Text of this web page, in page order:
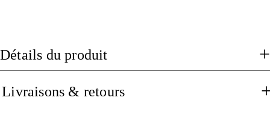
Détails du produit
Livraisons & retours